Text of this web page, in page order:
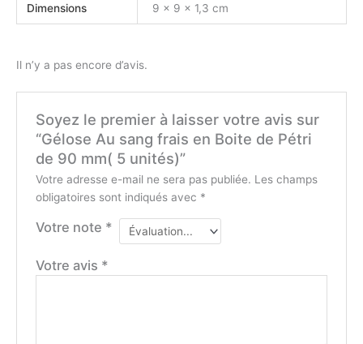
Dimensions 9 × 9 × 1,3 cm
Il n’y a pas encore d’avis.
Soyez le premier à laisser votre avis sur
“Gélose Au sang frais en Boite de Pétri
de 90 mm( 5 unités)”
Votre adresse e-mail ne sera pas publiée. Les champs
obligatoires sont indiqués avec *
Votre note *
Votre avis *